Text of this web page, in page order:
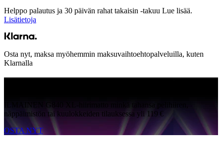
Helppo palautus ja 30 päivän rahat takaisin -takuu Lue lisää.
Lisätietoja
Osta nyt, maksa myöhemmin maksuvaihtoehtopalveluilla, kuten
Klarnalla
ILMAINEN G840 XL-hiirimatto minkä tahansa pelihiiren,
näppäimistön tai kuulokkeiden tilauksessa yli 119 €
OSTA NYT